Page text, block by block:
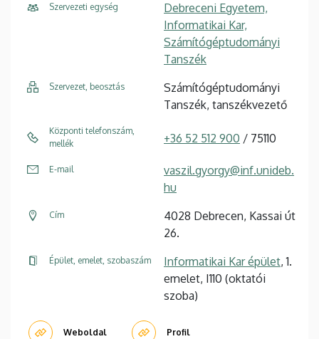
Szervezeti egység
Debreceni Egyetem,
Informatikai Kar,
Számítógéptudományi
Tanszék
Szervezet, beosztás
Számítógéptudományi
Tanszék, tanszékvezető
Központi telefonszám,
mellék
+36 52 512 900 / 75110
E-mail
vaszil.gyorgy@inf.unideb.
hu
Cím
4028 Debrecen, Kassai út
26.
Épület, emelet, szobaszám Informatikai Kar épület, 1.
emelet, I110 (oktatói
szoba)
Weboldal Profil